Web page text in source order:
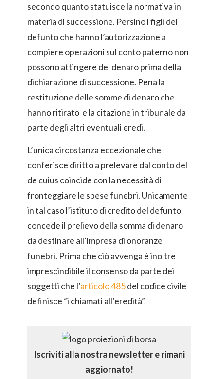
secondo quanto statuisce la normativa in
materia di successione. Persino i figli del
defunto che hanno l’autorizzazione a
compiere operazioni sul conto paterno non
possono attingere del denaro prima della
dichiarazione di successione. Pena la
restituzione delle somme di denaro che
hanno ritirato e la citazione in tribunale da
parte degli altri eventuali eredi.
L’unica circostanza eccezionale che
conferisce diritto a prelevare dal conto del
de cuius coincide con la necessità di
fronteggiare le spese funebri. Unicamente
in tal caso l’istituto di credito del defunto
concede il prelievo della somma di denaro
da destinare all’impresa di onoranze
funebri. Prima che ciò avvenga è inoltre
imprescindibile il consenso da parte dei
soggetti che l’articolo 485del codice civile
definisce “i chiamati all’eredità”.
Iscriviti alla nostra newsletter e rimani
aggiornato!